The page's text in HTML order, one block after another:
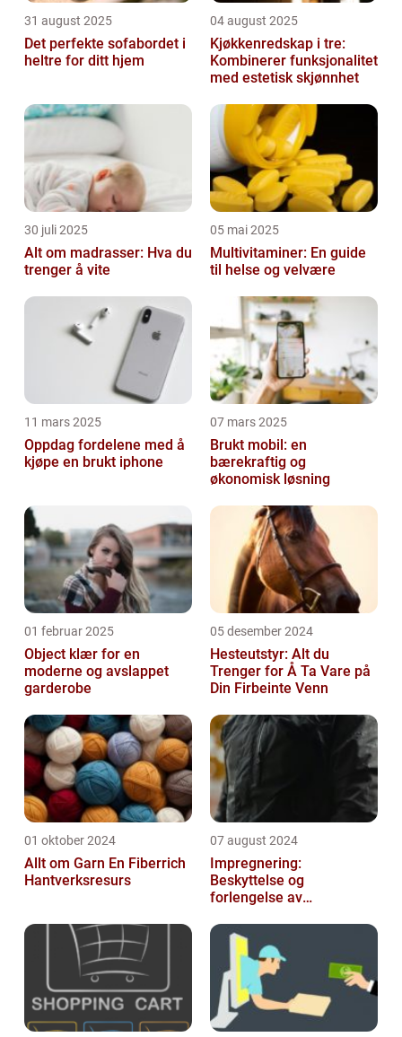
31 august 2025
Det perfekte sofabordet i
heltre for ditt hjem
04 august 2025
Kjøkkenredskap i tre:
Kombinerer funksjonalitet
med estetisk skjønnhet
30 juli 2025
Alt om madrasser: Hva du
trenger å vite
05 mai 2025
Multivitaminer: En guide
til helse og velvære
11 mars 2025
Oppdag fordelene med å
kjøpe en brukt iphone
07 mars 2025
Brukt mobil: en
bærekraftig og
økonomisk løsning
01 februar 2025
Object klær for en
moderne og avslappet
garderobe
05 desember 2024
Hesteutstyr: Alt du
Trenger for Å Ta Vare på
Din Firbeinte Venn
01 oktober 2024
Allt om Garn En Fiberrich
Hantverksresurs
07 august 2024
Impregnering:
Beskyttelse og
forlengelse av